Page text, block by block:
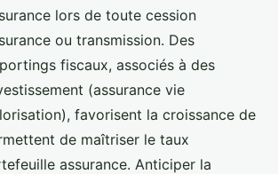
lors de toute cession
ou transmission. Des
fiscaux, associés à des
(assurance vie
favorisent la croissance de
de maîtriser le taux
assurance. Anticiper la